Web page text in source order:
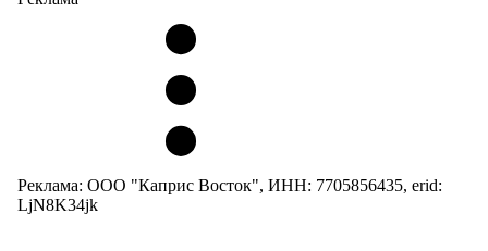
Реклама: ООО "Каприс Восток", ИНН: 7705856435, erid:
LjN8K34jk